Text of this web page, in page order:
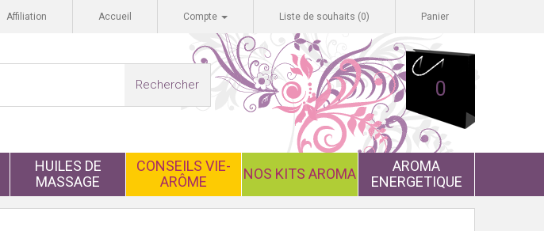
Affiliation Accueil Compte Liste de souhaits (0) Panier
0
Rechercher
HUILES DE
MASSAGE
CONSEILS VIE-
ARÔME
NOS KITS AROMA
AROMA
ENERGETIQUE